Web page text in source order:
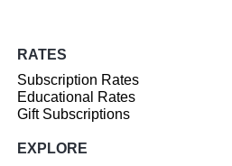
RATES
Subscription Rates
Educational Rates
Gift Subscriptions
EXPLORE